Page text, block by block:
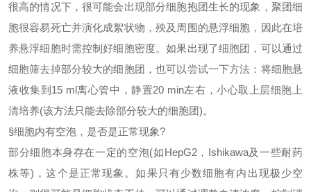
很高的情况下，很可能会出现部分细胞抱团生长的现象，聚团细
胞很容易死亡并演化成絮状物，殃及周围的悬浮细胞，因此在培
养悬浮细胞时需控制好细胞密度。如果出现了细胞团，可以通过
细胞筛去掉部分较大的细胞团，也可以尝试一下方法：将细胞悬
液收集到 15 ml离心管中，静置20 min左右，小心取上层细胞上
清培养(该方法只能去除部分较大的细胞团)。
§细胞内有空泡，是否是正常现象?
部分细胞本身存在一定的空泡(如HepG2，Ishikawa及一些耐药
株等)，这个是正常现象。如果只有少数细胞有内出现极少空